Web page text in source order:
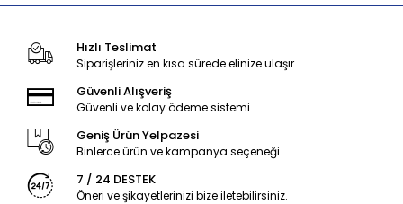
Hızlı Teslimat
Siparişleriniz en kısa sürede elinize ulaşır.
Güvenli Alışveriş
Güvenli ve kolay ödeme sistemi
Geniş Ürün Yelpazesi
Binlerce ürün ve kampanya seçeneği
7 / 24 DESTEK
Öneri ve şikayetlerinizi bize iletebilirsiniz.